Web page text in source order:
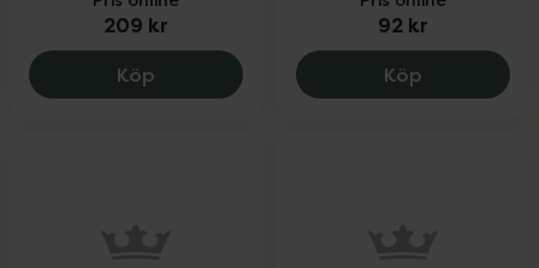
209 kr
Köp Eucerin AtoControl Rich Calming
92 kr
Köp Decubal